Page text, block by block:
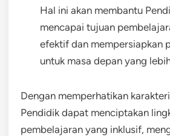
Hal ini akan membantu
mencapai tujuan
efektif dan mempersiapkan
untuk masa depan yang
Dengan memperhatikan
Pendidik dapat menciptakan
pembelajaran yang inklusif,